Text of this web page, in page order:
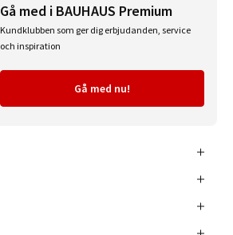
Gå med i BAUHAUS Premium
Kundklubben som ger dig erbjudanden, service
och inspiration
Gå med nu!